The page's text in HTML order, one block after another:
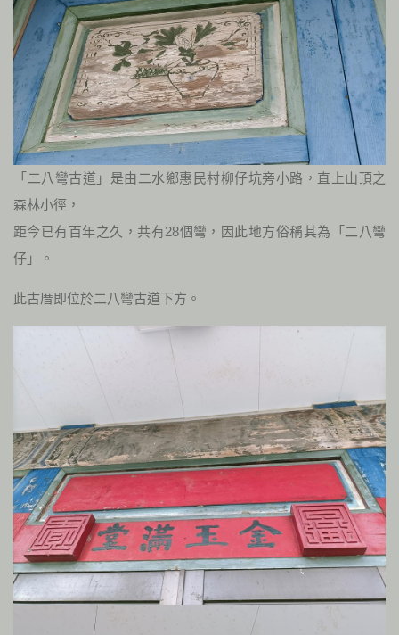
「二八彎古道」是由二水鄉惠民村柳仔坑旁小路，直上山頂之
森林小徑，
距今已有百年之久，共有28個彎，因此地方俗稱其為「二八彎
仔」。
此古厝即位於二八彎古道下方。